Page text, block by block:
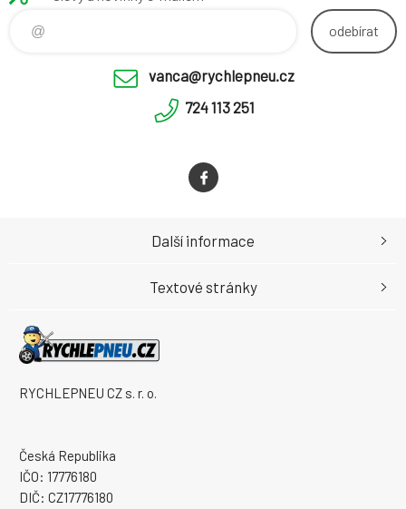
odebírat
vanca@rychlepneu.cz
724 113 251
RYCHLEPNEU CZ s. r. o.
Česká Republika
IČO: 17776180
DIČ: CZ17776180
Další informace
Textové stránky